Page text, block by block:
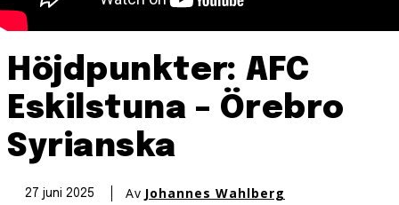
Höjdpunkter: AFC
Eskilstuna – Örebro
Syrianska
27 juni 2025 Av Johannes Wahlberg